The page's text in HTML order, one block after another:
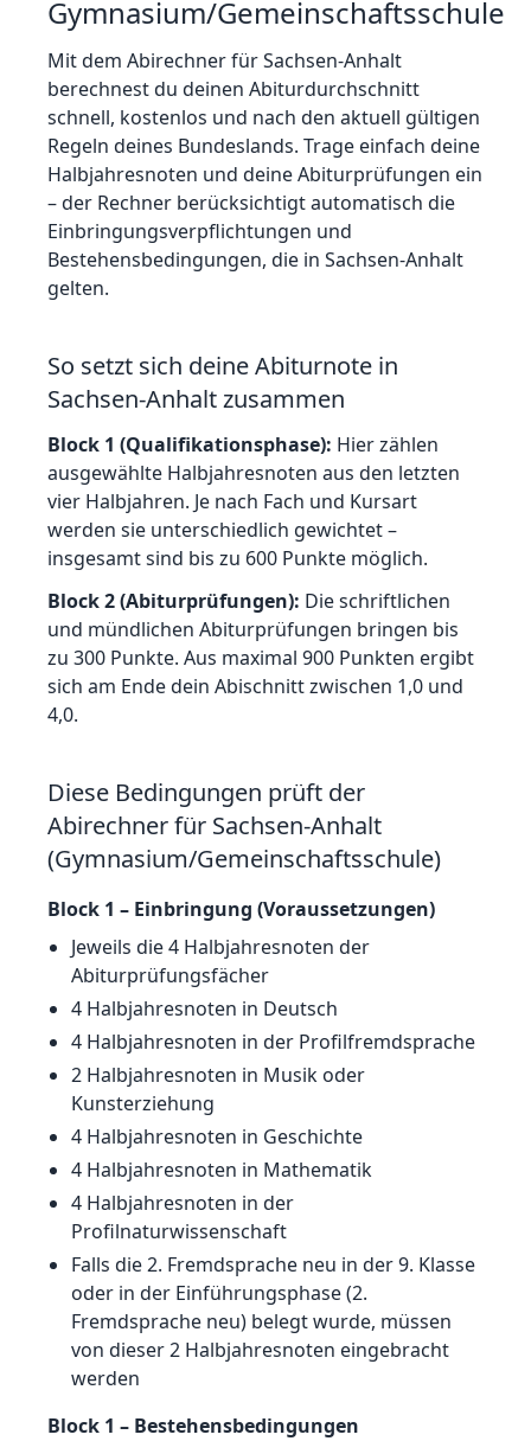
Gymnasium/Gemeinschaftsschule
Mit dem Abirechner fürSachsen-Anhalt
berechnest du deinen Abiturdurchschnitt
schnell, kostenlos und nach den aktuell gültigen
Regeln deines Bundeslands. Trage einfach deine
Halbjahresnoten und deine Abiturprüfungen ein
– der Rechner berücksichtigt automatisch die
Einbringungsverpflichtungen und
Bestehensbedingungen, die in Sachsen-Anhalt
gelten.
So setzt sich deine Abiturnote in
Sachsen-Anhaltzusammen
Block 1 (Qualifikationsphase): Hier zählen
ausgewählte Halbjahresnoten aus den letzten
vier Halbjahren. Je nach Fach und Kursart
werden sie unterschiedlich gewichtet –
insgesamt sind bis zu 600 Punkte möglich.
Block 2 (Abiturprüfungen): Die schriftlichen
und mündlichen Abiturprüfungen bringen bis
zu 300 Punkte. Aus maximal 900 Punkten ergibt
sich am Ende dein Abischnitt zwischen 1,0 und
4,0.
Diese Bedingungen prüft der
Abirechner für Sachsen-Anhalt
(Gymnasium/Gemeinschaftsschule)
Block 1 – Einbringung (Voraussetzungen)
Jeweils die 4 Halbjahresnoten der
Abiturprüfungsfächer
4 Halbjahresnoten in Deutsch
4 Halbjahresnoten in der Profilfremdsprache
2 Halbjahresnoten in Musik oder
Kunsterziehung
4 Halbjahresnoten in Geschichte
4 Halbjahresnoten in Mathematik
4 Halbjahresnoten in der
Profilnaturwissenschaft
Falls die 2. Fremdsprache neu in der 9. Klasse
oder in der Einführungsphase (2.
Fremdsprache neu) belegt wurde, müssen
von dieser 2 Halbjahresnoten eingebracht
werden
Block 1 – Bestehensbedingungen